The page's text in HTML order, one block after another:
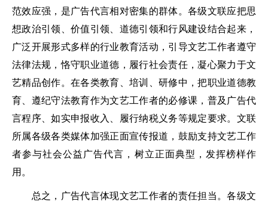
范效应强，是广告代言相对密集的群体。各级文联应把思
想政治引领、价值引领、道德引领和行风建设结合起来，
广泛开展形式多样的行业教育活动，引导文艺工作者遵守
法律法规，恪守职业道德，履行社会责任，凝心聚力于文
艺精品创作。在各类教育、培训、研修中，把职业道德教
育、遵纪守法教育作为文艺工作者的必修课，普及广告代
言程序、如实申报收入、履行纳税义务等规定要求。文联
所属各级各类媒体加强正面宣传报道，鼓励支持文艺工作
者参与社会公益广告代言，树立正面典型，发挥榜样作
用。
总之，广告代言体现文艺工作者的责任担当。各级文